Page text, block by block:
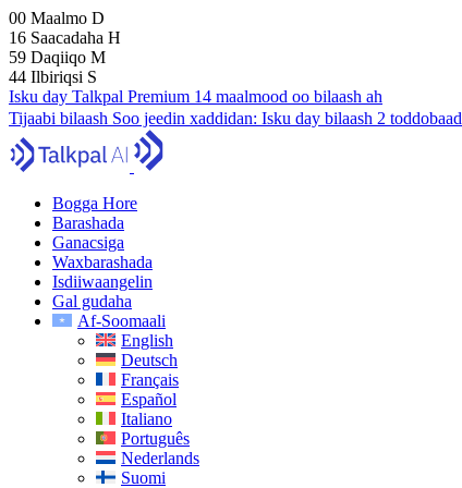
00 Maalmo D
16 Saacadaha H
59 Daqiiqo M
43 Ilbiriqsi S
Isku day Talkpal Premium 14 maalmood oo bilaash ah
Tijaabi bilaash Soo jeedin xaddidan: Isku day bilaash 2 toddobaad
Bogga Hore
Barashada
Ganacsiga
Waxbarashada
Isdiiwaangelin
Gal gudaha
Af-Soomaali
English
Deutsch
Français
Español
Italiano
Português
Nederlands
Suomi